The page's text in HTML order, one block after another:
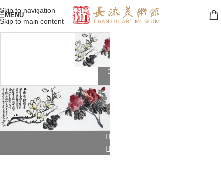
Skip to navigation
Skip to main content
MENU